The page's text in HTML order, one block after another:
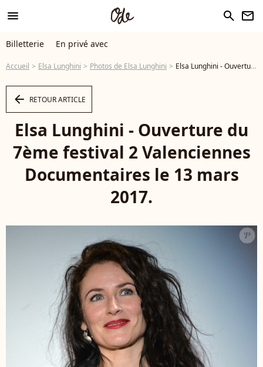
menu search newsletter
Billetterie En privé avec
Accueil Elsa Lunghini Photos de Elsa Lunghini Elsa Lunghini - Ouverture du 7ème festival 2 Valenciennes Documentaires le 13 mars 2017. © Veeren/Bestimage - Photo
arrow_left RETOUR ARTICLE
Elsa Lunghini - Ouverture du
7ème festival 2 Valenciennes
Documentaires le 13 mars
2017.